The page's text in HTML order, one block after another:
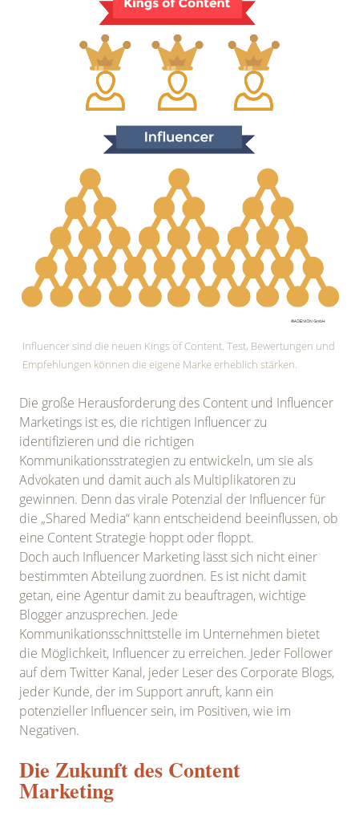
Influencer sind die neuen Kings of Content. Test, Bewertungen und
Empfehlungen können die eigene Marke erheblich stärken.
Die große Herausforderung des Content und Influencer
Marketings ist es, die richtigen Influencer zu
identifizieren und die richtigen
Kommunikationsstrategien zu entwickeln, um sie als
Advokaten und damit auch als Multiplikatoren zu
gewinnen. Denn das virale Potenzial der Influencer für
die „Shared Media“ kann entscheidend beeinflussen, ob
eine Content Strategie hoppt oder floppt.
Doch auch Influencer Marketing lässt sich nicht einer
bestimmten Abteilung zuordnen. Es ist nicht damit
getan, eine Agentur damit zu beauftragen, wichtige
Blogger anzusprechen. Jede
Kommunikationsschnittstelle im Unternehmen bietet
die Möglichkeit, Influencer zu erreichen. Jeder Follower
auf dem Twitter Kanal, jeder Leser des Corporate Blogs,
jeder Kunde, der im Support anruft, kann ein
potenzieller Influencer sein, im Positiven, wie im
Negativen.
Die Zukunft des Content
Marketing